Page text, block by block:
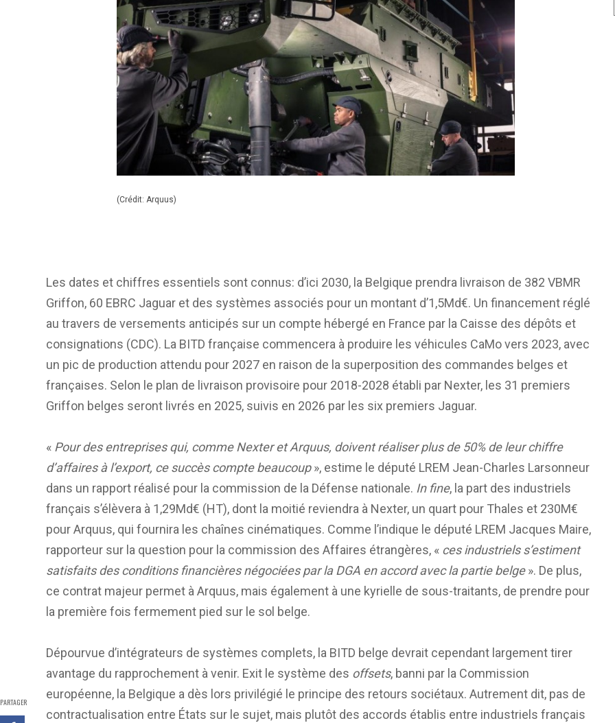
PARTAGER
(Crédit: Arquus)
Les dates et chiffres essentiels sont connus: d’ici 2030, la Belgique prendra livraison de 382 VBMR
Griffon, 60 EBRC Jaguar et des systèmes associés pour un montant d’1,5Md€. Un financement réglé
au travers de versements anticipés sur un compte hébergé en France par la Caisse des dépôts et
consignations (CDC). La BITD française commencera à produire les véhicules CaMo vers 2023, avec
un pic de production attendu pour 2027 en raison de la superposition des commandes belges et
françaises. Selon le plan de livraison provisoire pour 2018-2028 établi par Nexter, les 31 premiers
Griffon belges seront livrés en 2025, suivis en 2026 par les six premiers Jaguar.
« Pour des entreprises qui, comme Nexter et Arquus, doivent réaliser plus de 50% de leur chiffre
d’affaires à l’export, ce succès compte beaucoup», estime le député LREM Jean-Charles Larsonneur
dans un rapport réalisé pour la commission de la Défense nationale. In fine, la part des industriels
français s’élèvera à 1,29Md€ (HT), dont la moitié reviendra à Nexter, un quart pour Thales et 230M€
pour Arquus, qui fournira les chaînes cinématiques. Comme l’indique le député LREM Jacques Maire,
rapporteur sur la question pour la commission des Affaires étrangères, « ces industriels s’estiment
satisfaits des conditions financières négociées par la DGA en accord avec la partie belge». De plus,
ce contrat majeur permet à Arquus, mais également à une kyrielle de sous-traitants, de prendre pour
la première fois fermement pied sur le sol belge.
Dépourvue d’intégrateurs de systèmes complets, la BITD belge devrait cependant largement tirer
avantage du rapprochement à venir. Exit le système des offsets, banni par la Commission
européenne, la Belgique a dès lors privilégié le principe des retours sociétaux. Autrement dit, pas de
contractualisation entre États sur le sujet, mais plutôt des accords établis entre industriels français